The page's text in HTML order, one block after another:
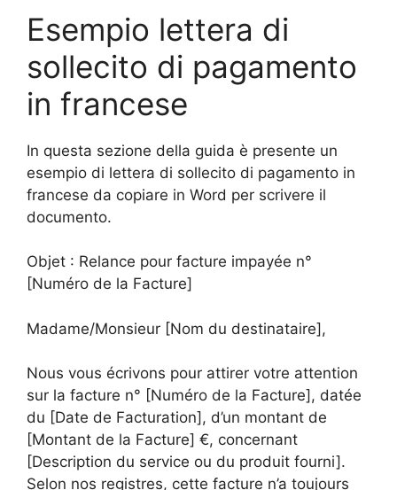
Esempio lettera di
sollecito di pagamento
in francese
In questa sezione della guida è presente un
esempio di lettera di sollecito di pagamento in
francese da copiare in Word per scrivere il
documento.
Objet : Relance pour facture impayée n°
[Numéro de la Facture]
Madame/Monsieur [Nom du destinataire],
Nous vous écrivons pour attirer votre attention
sur la facture n° [Numéro de la Facture], datée
du [Date de Facturation], d’un montant de
[Montant de la Facture] €, concernant
[Description du service ou du produit fourni].
Selon nos registres, cette facture n’a toujours